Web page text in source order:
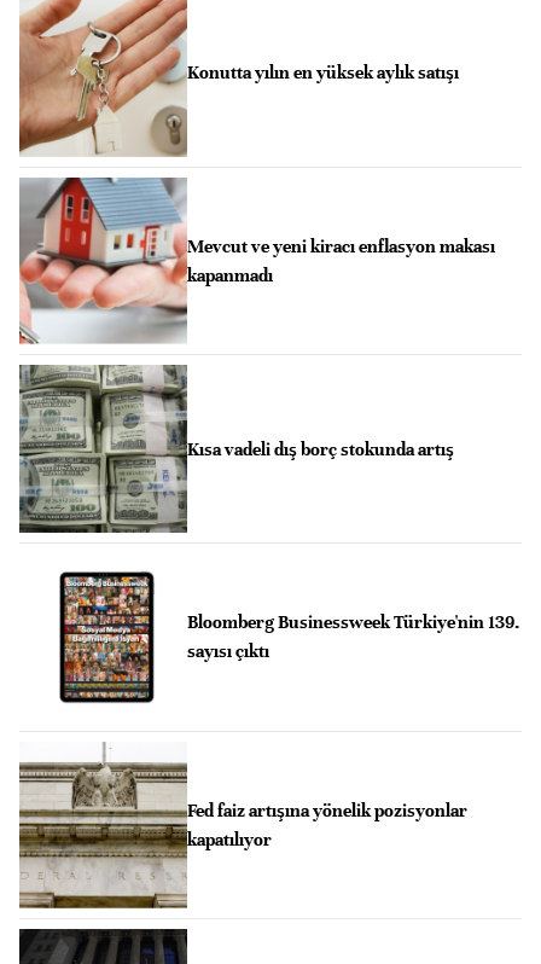
Konutta yılın en yüksek aylık satışı
Mevcut ve yeni kiracı enflasyon makası
kapanmadı
Kısa vadeli dış borç stokunda artış
Bloomberg Businessweek Türkiye'nin 139.
sayısı çıktı
Fed faiz artışına yönelik pozisyonlar
kapatılıyor